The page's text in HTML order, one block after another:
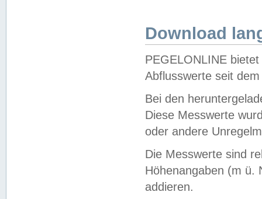
Download
PEGELONLINE
Abflusswerte seit
Bei den
Diese Messwerte
oder andere
Die Messwerte sind
Höhenangaben (m ü.
addieren.